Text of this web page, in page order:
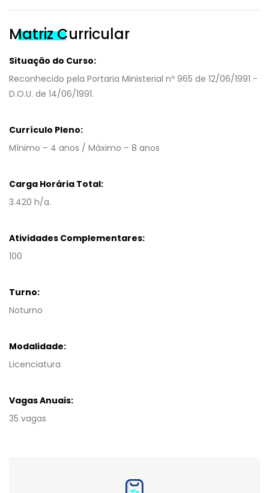
Matriz Curricular
Situação do Curso:
Reconhecido pela Portaria Ministerial nº 965 de 12/06/1991 -
D.O.U. de 14/06/1991.
Currículo Pleno:
Mínimo – 4 anos / Máximo – 8 anos
Carga Horária Total:
3.420 h/a.
Atividades Complementares:
100
Turno:
Noturno
Modalidade:
Licenciatura
Vagas Anuais:
35 vagas